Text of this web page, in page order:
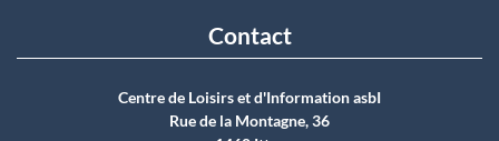
Contact
Centre de Loisirs et d'Information asbI
Rue de la Montagne, 36